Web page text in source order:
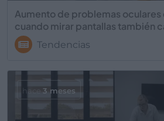
Aumento de problemas oculares
cuando mirar pantallas también
Tendencias
hace 3 meses